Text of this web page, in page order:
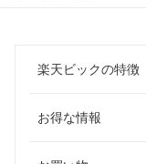
楽天ビックの特徴
お得な情報